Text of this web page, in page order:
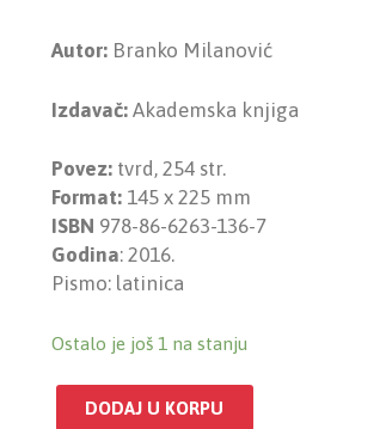
Autor:Branko Milanović
Izdavač:Akademska knjiga
Povez:tvrd, 254 str.
Format:145 x 225 mm
ISBN 978-86-6263-136-7
Godina: 2016.
Pismo: latinica
Ostalo je još 1 na stanju
DODAJ U KORPU